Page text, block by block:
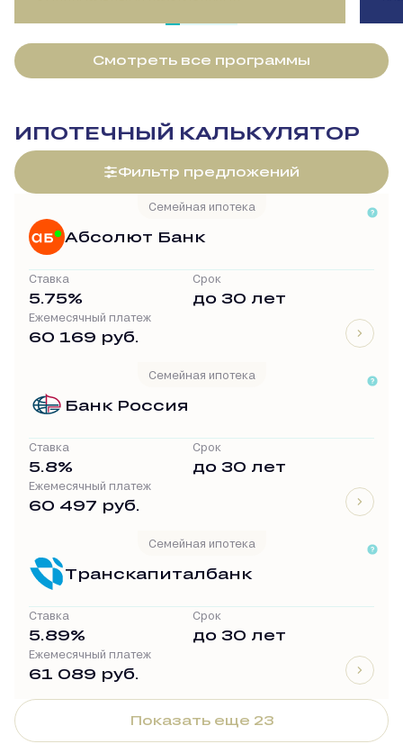
Смотреть все программы
ИПОТЕЧНЫЙ КАЛЬКУЛЯТОР
Фильтр предложений
Семейная ипотека
Абсолют Банк
Ставка
5.75%
Срок
до 30 лет
Ежемесячный платеж
60 169 руб.
Семейная ипотека
Банк Россия
Ставка
5.8%
Срок
до 30 лет
Ежемесячный платеж
60 497 руб.
Семейная ипотека
Транскапиталбанк
Ставка
5.89%
Срок
до 30 лет
Ежемесячный платеж
61 089 руб.
Показать еще 23